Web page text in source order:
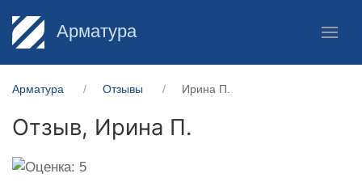
Арматура
Арматура Отзывы Ирина П.
Отзыв, Ирина П.